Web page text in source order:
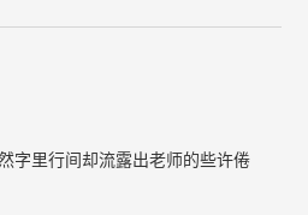
字里行间却流露出老师的些许倦